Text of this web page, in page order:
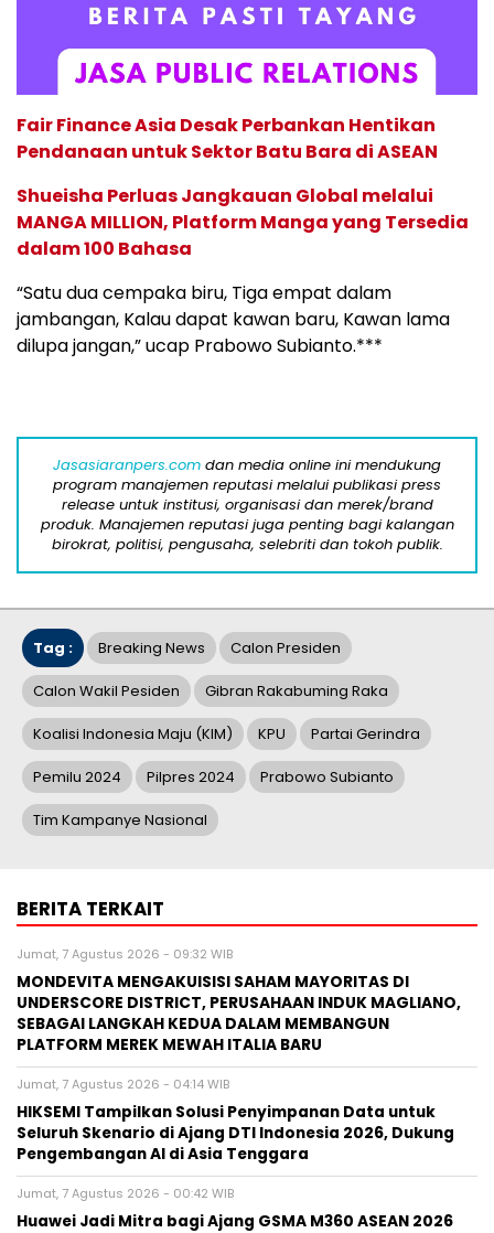
Fair Finance Asia Desak Perbankan Hentikan
Pendanaan untuk Sektor Batu Bara di ASEAN
Shueisha Perluas Jangkauan Global melalui
MANGA MILLION, Platform Manga yang Tersedia
dalam 100 Bahasa
“Satu dua cempaka biru, Tiga empat dalam
jambangan, Kalau dapat kawan baru, Kawan lama
dilupa jangan,” ucap Prabowo Subianto.***
Jasasiaranpers.com dan media online ini mendukung
program manajemen reputasi melalui publikasi press
release untuk institusi, organisasi dan merek/brand
produk. Manajemen reputasi juga penting bagi kalangan
birokrat, politisi, pengusaha, selebriti dan tokoh publik.
Tag : Breaking News Calon Presiden
Calon Wakil Pesiden Gibran Rakabuming Raka
Koalisi Indonesia Maju (KIM) KPU Partai Gerindra
Pemilu 2024 Pilpres 2024 Prabowo Subianto
Tim Kampanye Nasional
BERITA TERKAIT
Jumat, 7 Agustus 2026 - 09:32 WIB
MONDEVITA MENGAKUISISI SAHAM MAYORITAS DI
UNDERSCORE DISTRICT, PERUSAHAAN INDUK MAGLIANO,
SEBAGAI LANGKAH KEDUA DALAM MEMBANGUN
PLATFORM MEREK MEWAH ITALIA BARU
Jumat, 7 Agustus 2026 - 04:14 WIB
HIKSEMI Tampilkan Solusi Penyimpanan Data untuk
Seluruh Skenario di Ajang DTI Indonesia 2026, Dukung
Pengembangan AI di Asia Tenggara
Jumat, 7 Agustus 2026 - 00:42 WIB
Huawei Jadi Mitra bagi Ajang GSMA M360 ASEAN 2026